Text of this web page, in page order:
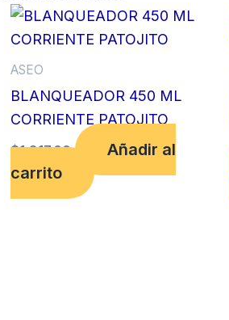
ASEO
BLANQUEADOR 450 ML
CORRIENTE PATOJITO
$1,817.00
Añadir al
carrito